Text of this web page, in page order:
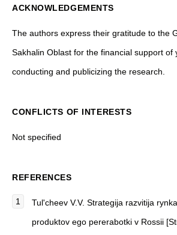
ACKNOWLEDGEMENTS
The authors express their gratitude to the
Sakhalin Oblast for the financial support of
conducting and publicizing the research.
CONFLICTS OF INTERESTS
Not specified
REFERENCES
Tul'cheev V.V. Strategija razvitija
produktov ego pererabotki v Rossii